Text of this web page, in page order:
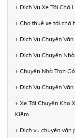
+ Dịch Vụ Xe Tải Chở
+ Cho thuê xe tải chở
+ Dịch Vụ Chuyển
+ Dịch Vụ Chuyển
+ Chuyển Nhà Trọn
+ Dịch Vụ Chuyển
+ Xe Tải Chuyển Kho
Kiệm
+ Dịch vụ chuyển văn